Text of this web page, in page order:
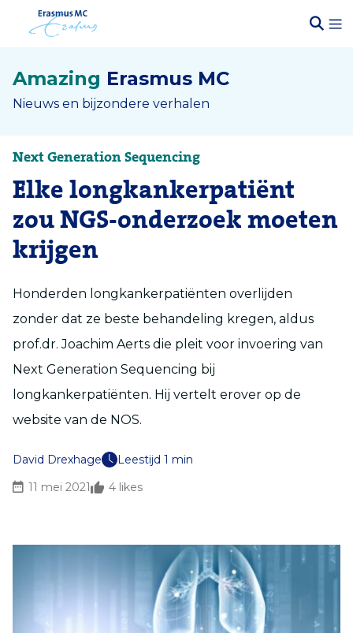
Amazing Erasmus MC
Nieuws en bijzondere verhalen
Next Generation Sequencing
Elke longkankerpatiënt
zou NGS-onderzoek moeten
krijgen
Honderden longkankerpatiënten overlijden
zonder dat ze beste behandeling kregen, aldus
prof.dr. Joachim Aerts die pleit voor invoering van
Next Generation Sequencing bij
longkankerpatiënten. Hij vertelt erover op de
website van de NOS.
David Drexhage
Leestijd 1 min
11 mei 2021
4 likes